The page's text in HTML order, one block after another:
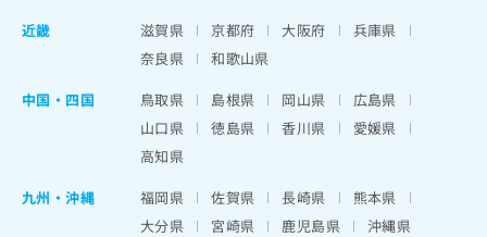
近畿
滋賀県 京都府 大阪府
兵庫県
奈良県
和歌山県
中国・四国
鳥取県 島根県 岡山県
広島県
山口県
徳島県 香川県
愛媛県
高知県
九州・沖縄
福岡県 佐賀県 長崎県
熊本県
大分県
宮崎県 鹿児島県 沖縄県